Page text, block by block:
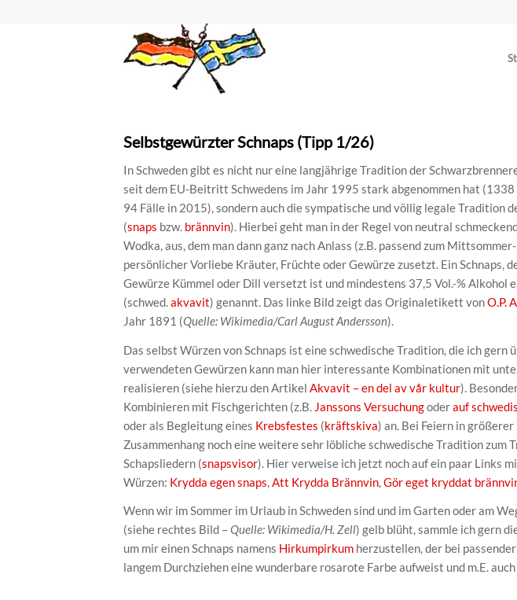
Selbstgewürzter Schnaps (Tipp 1/26)
In Schweden gibt es nicht nur eine langjährige Tradition der
seit dem EU-Beitritt Schwedens im Jahr 1995 stark abgenommen hat
94 Fälle in 2015), sondern auch die sympatische und völlig legale Tradition
(snaps bzw. brännvin). Hierbei geht man in der Regel von neutral
Wodka, aus, dem man dann ganz nach Anlass (z.B. passend zum
persönlicher Vorliebe Kräuter, Früchte oder Gewürze zusetzt. Ein Schnaps,
Gewürze Kümmel oder Dill versetzt ist und mindestens 37,5 Vol.-% Alkohol
(schwed.akvavit) genannt. Das linke Bild zeigt das Originaletikett vonO.P.
Jahr 1891 (Quelle: Wikimedia/Carl August Andersson).
Das selbst Würzen von Schnaps ist eine schwedische Tradition, die ich gern
verwendeten Gewürzen kann man hier interessante Kombinationen mit
realisieren (siehe hierzu den Artikel Akvavit – en del av vår kultur).
Kombinieren mit Fischgerichten (z.B. Janssons Versuchungoderauf
oder als Begleitung eines Krebsfestes (kräftskiva) an. Bei Feiern in
Zusammenhang noch eine weitere sehr löbliche schwedische Tradition zum
Schapsliedern (snapsvisor). Hier verweise ich jetzt noch auf ein paar Links
Würzen: Krydda egen snaps Att Krydda Brännvin Gör eget kryddat
Wenn wir im Sommer im Urlaub in Schweden sind und im Garten oder am
(siehe rechtes Bild –Quelle: Wikimedia/H. Zell) gelb blüht, sammle ich gern
um mir einen Schnaps namens Hirkumpirkum herzustellen, der bei
langem Durchziehen eine wunderbare rosarote Farbe aufweist und m.E.